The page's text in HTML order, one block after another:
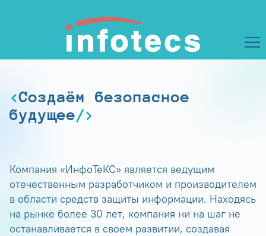
Создаём безопасное
будущее
Компания «ИнфоТеКС» является ведущим
отечественным разработчиком и производителем
в области средств защиты информации. Находясь
на рынке более 30 лет, компания ни на шаг не
останавливается в своем развитии, создавая